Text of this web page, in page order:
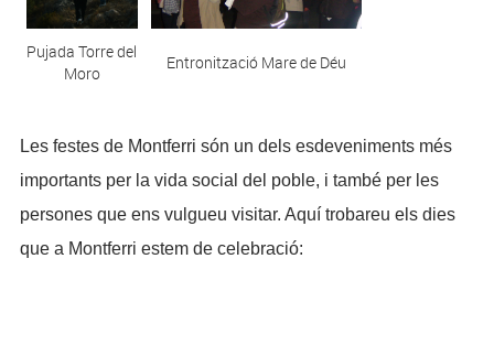
Pujada Torre del
Moro
Entronització Mare de Déu
Les festes de Montferri són un dels esdeveniments més
importants per la vida social del poble, i també per les
persones que ens vulgueu visitar. Aquí trobareu els dies
que a Montferri estem de celebració: